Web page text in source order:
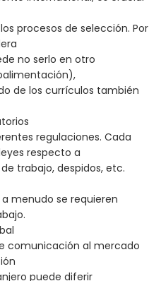
procesos de selección. Por
no serlo en otro
de los currículos también
regulaciones. Cada
respecto a
trabajo, despidos, etc.
menudo se requieren
comunicación al mercado
puede diferir